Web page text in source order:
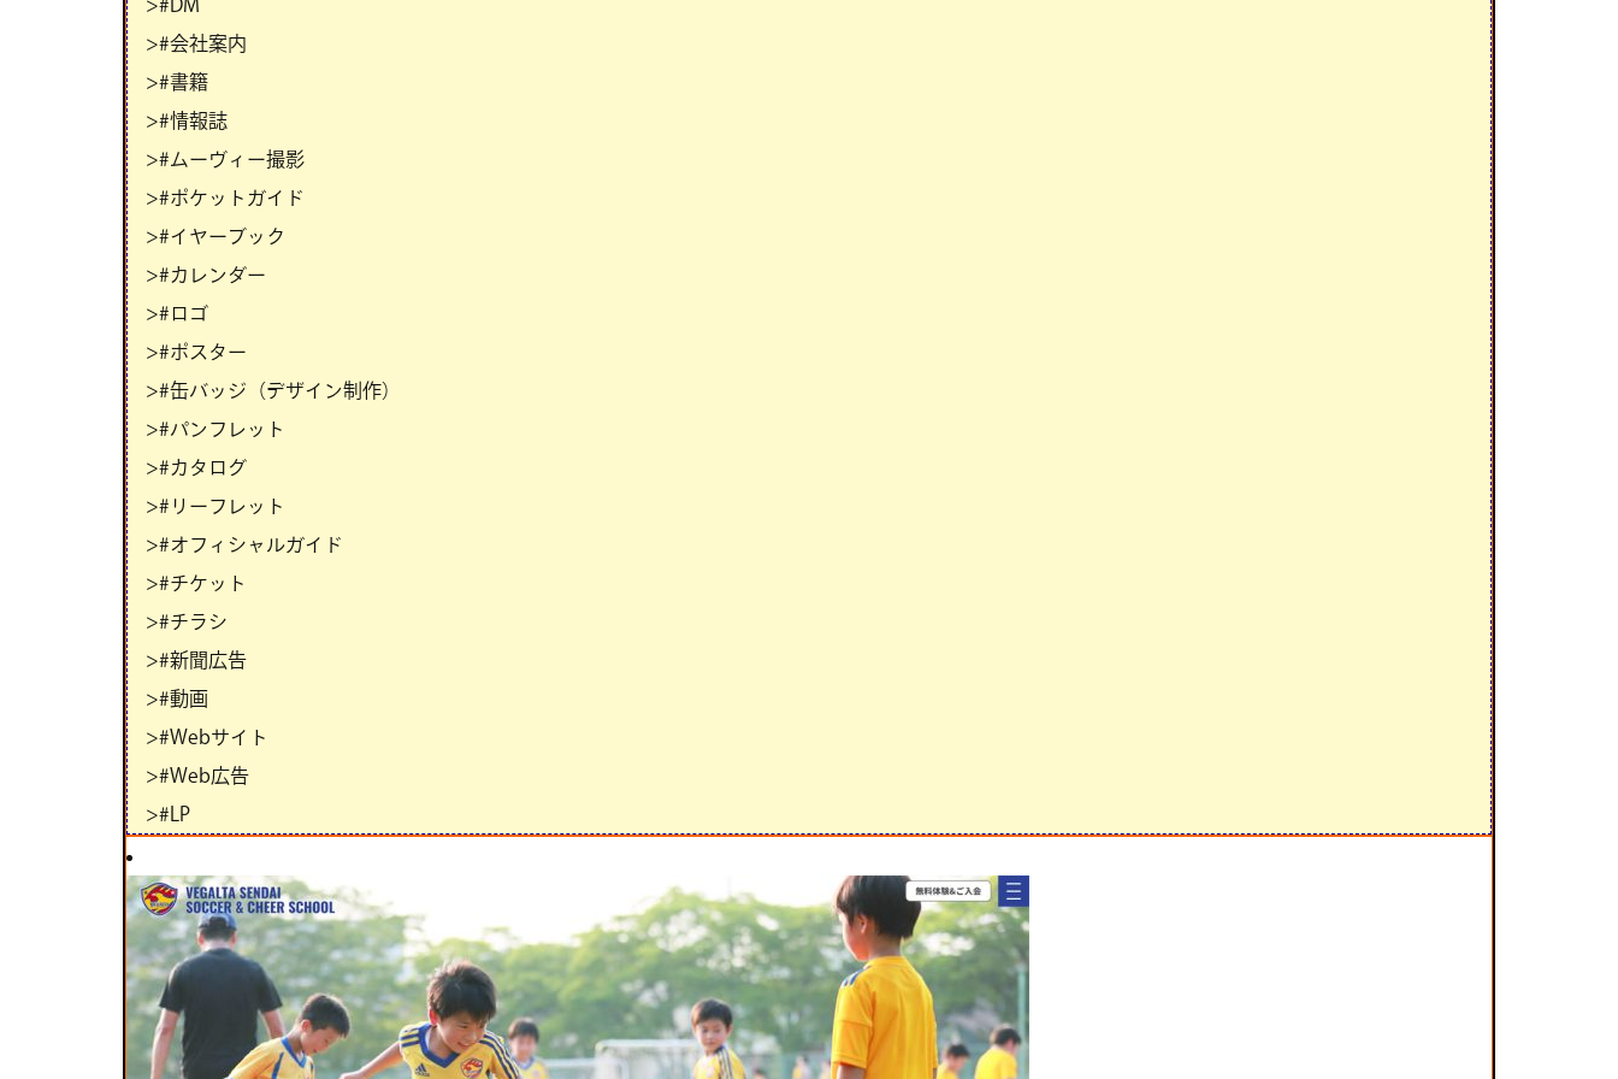
>#DM
>#会社案内
>#書籍
>#情報誌
>#ムーヴィー撮影
>#ポケットガイド
>#イヤーブック
>#カレンダー
>#ロゴ
>#ポスター
>#缶バッジ（デザイン制作）
>#パンフレット
>#カタログ
>#リーフレット
>#オフィシャルガイド
>#チケット
>#チラシ
>#新聞広告
>#動画
>#Webサイト
>#Web広告
>#LP